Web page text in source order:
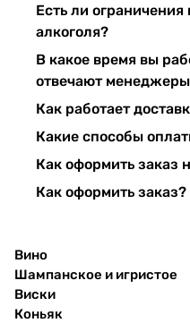
Есть ли
алкоголя?
В какое время вы
отвечают
Как работает
Какие способы
Как оформить заказ
Как оформить заказ?
Вино
Шампанское и игристое
Виски
Коньяк